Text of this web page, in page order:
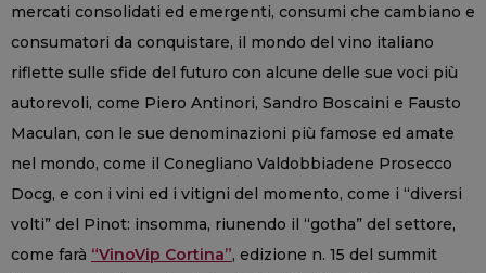
mercati consolidati ed emergenti, consumi che cambiano e
consumatori da conquistare, il mondo del vino italiano
riflette sulle sfide del futuro con alcune delle sue voci più
autorevoli, come Piero Antinori, Sandro Boscaini e Fausto
Maculan, con le sue denominazioni più famose ed amate
nel mondo, come il Conegliano Valdobbiadene Prosecco
Docg, e con i vini ed i vitigni del momento, come i “diversi
volti” del Pinot: insomma, riunendo il “gotha” del settore,
come farà “VinoVip Cortina”, edizione n. 15 del summit